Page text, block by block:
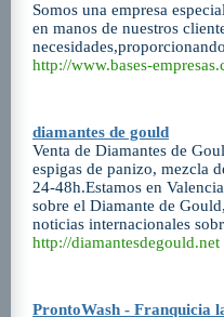
Somos una empresa
en manos de nuestros
http://www.bases-
diamantes de gould
Venta de Diamantes de
espigas de panizo, mezcla
24-48h.Estamos en
sobre el Diamante de
noticias internacionales
http://diamantesdegould.net
ProntoWash - Franquicia